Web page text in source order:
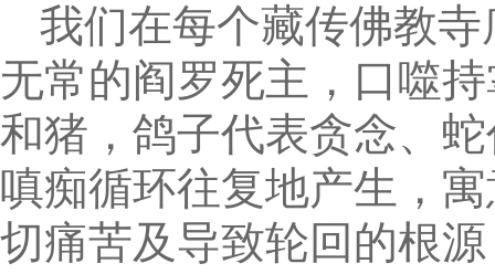
我们在每个藏传佛教
无常的阎罗死主，口噬
和猪，鸽子代表贪念、
嗔痴循环往复地产生，
切痛苦及导致轮回的根